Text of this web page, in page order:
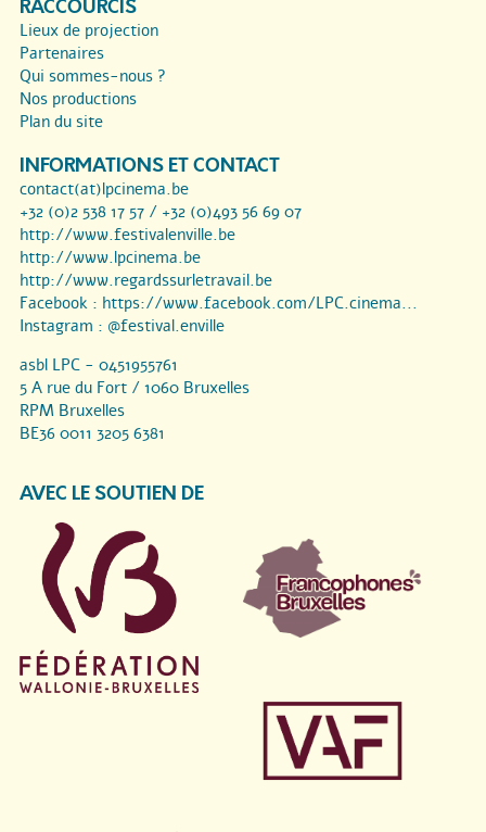
RACCOURCIS
Lieux de projection
Partenaires
Qui sommes-nous ?
Nos productions
Plan du site
INFORMATIONS ET CONTACT
contact(at)lpcinema.be
+32 (0)2 538 17 57 / +32 (0)493 56 69 07
http://www.festivalenville.be
http://www.lpcinema.be
http://www.regardssurletravail.be
Facebook : https://www.facebook.com/LPC.cinema...
Instagram : @festival.enville
asbl LPC - 0451955761
5 A rue du Fort / 1060 Bruxelles
RPM Bruxelles
BE36 0011 3205 6381
AVEC LE SOUTIEN DE